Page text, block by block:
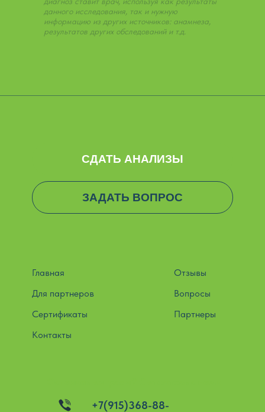
данного исследования, так и нужную
информацию из других источников: анамнеза,
результатов других обследований и т.д.
Главная
Отзывы
Вопросы
Партнеры
Сертификаты
Контакты
СДАТЬ АНАЛИЗЫ
ЗАДАТЬ ВОПРОС
+7(915)368-88-
Для партнеров